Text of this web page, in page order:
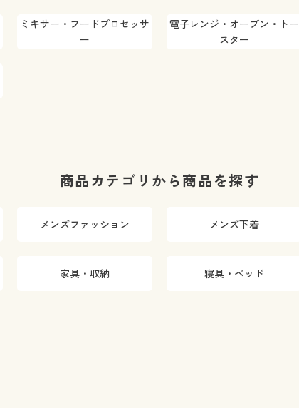
ミキサー・フードプロセッサ
ー
電子レンジ・オーブン・トー
スター
商品カテゴリから商品を探す
メンズファッション メンズ下着
家具・収納 寝具・ベッド